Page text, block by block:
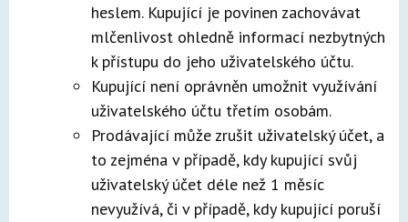
heslem. Kupující je povinen zachovávat
mlčenlivost ohledně informací nezbytných
k přístupu do jeho uživatelského účtu.
Kupující není oprávněn umožnit využívání
uživatelského účtu třetím osobám.
Prodávající může zrušit uživatelský účet, a
to zejména v případě, kdy kupující svůj
uživatelský účet déle než 1 měsíc
nevyužívá, či v případě, kdy kupující poruší